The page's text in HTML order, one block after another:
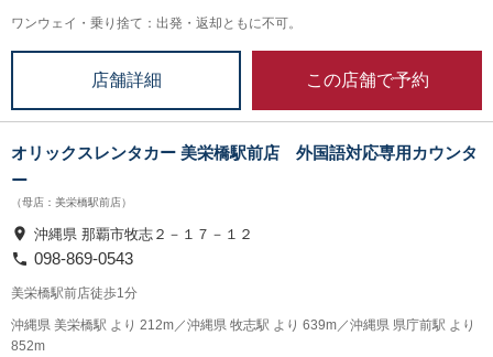
ワンウェイ・乗り捨て：出発・返却ともに不可。
店舗詳細 この店舗で予約
オリックスレンタカー 美栄橋駅前店 外国語対応専用カウンタ
ー
（母店：美栄橋駅前店）
沖縄県 那覇市牧志２－１７－１２
098-869-0543
美栄橋駅前店徒歩1分
沖縄県 美栄橋駅 より 212m／沖縄県 牧志駅 より 639m／沖縄県 県庁前駅 より
852m